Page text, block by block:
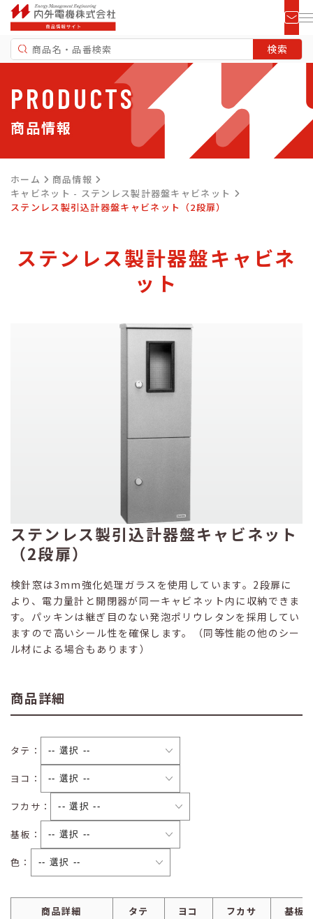
PRODUCTS
商品情報
ホーム
商品情報
キャビネット - ステンレス製計器盤キャビネット
ステンレス製引込計器盤キャビネット（2段扉）
ステンレス製計器盤キャビネ
ット
ステンレス製引込計器盤キャビネット
（2段扉）
検針窓は3mm強化処理ガラスを使用しています。2段扉に
より、電力量計と開閉器が同一キャビネット内に収納できま
す。パッキンは継ぎ目のない発泡ポリウレタンを採用してい
ますので高いシール性を確保します。（同等性能の他のシー
ル材による場合もあります）
商品詳細
タテ：
ヨコ：
フカサ：
基板：
色：
商品詳細 タテ ヨコ フカサ 基板